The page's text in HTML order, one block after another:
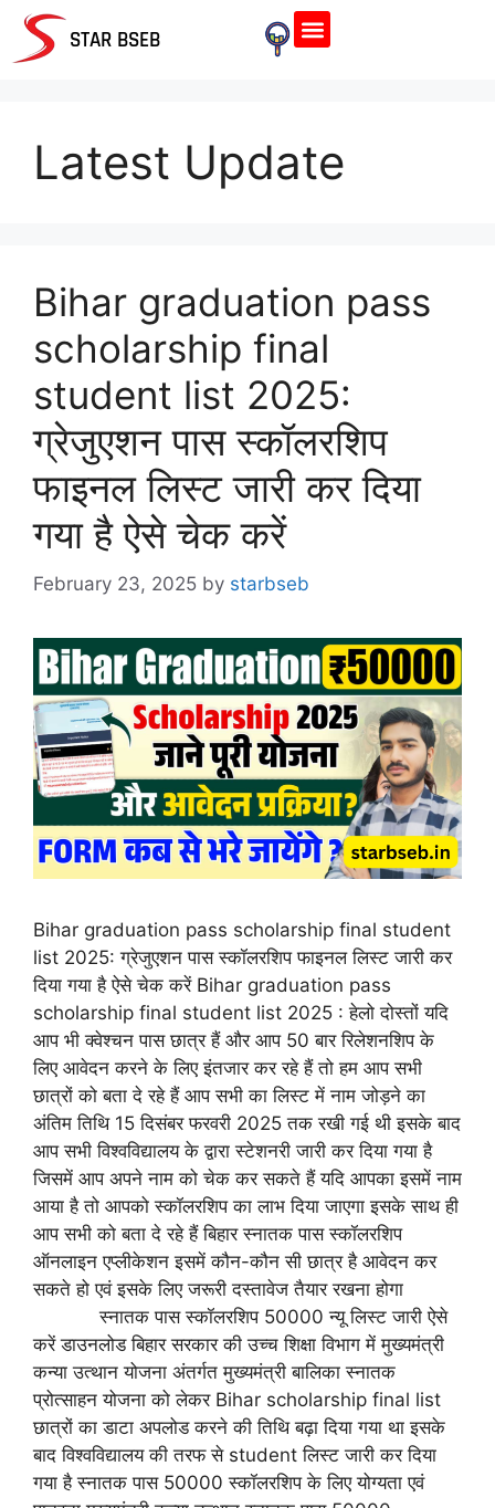
STAR BSEB
Latest Update
Bihar graduation pass
scholarship final
student list 2025:
ग्रेजुएशन पास स्कॉलरशिप
फाइनल लिस्ट जारी कर दिया
गया है ऐसे चेक करें
February 23, 2025 by starbseb
Bihar graduation pass scholarship final student
list 2025: ग्रेजुएशन पास स्कॉलरशिप फाइनल लिस्ट जारी कर
दिया गया है ऐसे चेक करें Bihar graduation pass
scholarship final student list 2025 : हेलो दोस्तों यदि
आप भी क्वेश्चन पास छात्र हैं और आप 50 बार रिलेशनशिप के
लिए आवेदन करने के लिए इंतजार कर रहे हैं तो हम आप सभी
छात्रों को बता दे रहे हैं आप सभी का लिस्ट में नाम जोड़ने का
अंतिम तिथि 15 दिसंबर फरवरी 2025 तक रखी गई थी इसके बाद
आप सभी विश्वविद्यालय के द्वारा स्टेशनरी जारी कर दिया गया है
जिसमें आप अपने नाम को चेक कर सकते हैं यदि आपका इसमें नाम
आया है तो आपको स्कॉलरशिप का लाभ दिया जाएगा इसके साथ ही
आप सभी को बता दे रहे हैं बिहार स्नातक पास स्कॉलरशिप
ऑनलाइन एप्लीकेशन इसमें कौन-कौन सी छात्र है आवेदन कर
सकते हो एवं इसके लिए जरूरी दस्तावेज तैयार रखना होगा
स्नातक पास स्कॉलरशिप 50000 न्यू लिस्ट जारी ऐसे
करें डाउनलोड बिहार सरकार की उच्च शिक्षा विभाग में मुख्यमंत्री
कन्या उत्थान योजना अंतर्गत मुख्यमंत्री बालिका स्नातक
प्रोत्साहन योजना को लेकर Bihar scholarship final list
छात्रों का डाटा अपलोड करने की तिथि बढ़ा दिया गया था इसके
बाद विश्वविद्यालय की तरफ से student लिस्ट जारी कर दिया
गया है स्नातक पास 50000 स्कॉलरशिप के लिए योग्यता एवं